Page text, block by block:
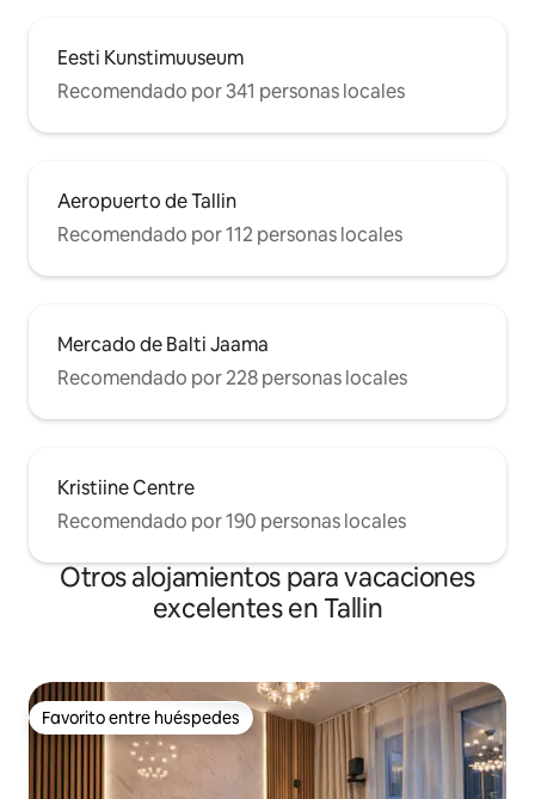
Eesti Kunstimuuseum
Recomendado por 341 personas locales
Aeropuerto de Tallin
Recomendado por 112 personas locales
Mercado de Balti Jaama
Recomendado por 228 personas locales
Kristiine Centre
Recomendado por 190 personas locales
Otros alojamientos para vacaciones
excelentes en Tallin
Favorito entre huéspedes
Favorito entre huéspedes